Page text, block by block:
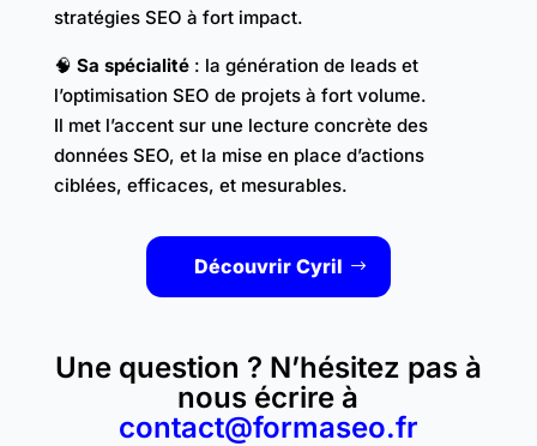
stratégies SEO à fort impact.
🧠 Sa spécialité: la génération de leads et
l’optimisation SEO de projets à fort volume.
Il met l’accent sur une lecture concrète des
données SEO, et la mise en place d’actions
ciblées, efficaces, et mesurables.
Découvrir Cyril
Une question ? N’hésitez pas à
nous écrire à
contact@formaseo.fr